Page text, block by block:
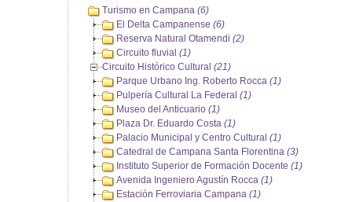
Turismo en Campana (6)
El Delta Campanense (6)
Reserva Natural Otamendi (2)
Circuito fluvial (1)
Circuito Histórico Cultural (21)
Parque Urbano Ing. Roberto Rocca (1)
Pulpería Cultural La Federal (1)
Museo del Anticuario (1)
Plaza Dr. Eduardo Costa (1)
Palacio Municipal y Centro Cultural (1)
Catedral de Campana Santa Florentina (3)
Instituto Superior de Formación Docente (1)
Avenida Ingeniero Agustín Rocca (1)
Estación Ferroviaria Campana (1)